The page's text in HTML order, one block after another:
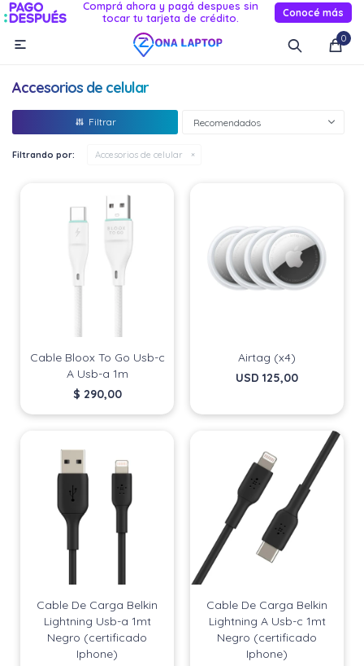
Comprá ahora y pagá despues sin
tocar tu tarjeta de crédito.
Conocé más
0

Accesorios de celular
Recomendados
Filtrando por: Accesorios de celular
Cable Bloox To Go Usb-c
A Usb-a 1m
$ 290,00
Airtag (x4)
USD 125,00
Cable De Carga Belkin
Lightning Usb-a 1mt
Negro (certificado
Iphone)
Cable De Carga Belkin
Lightning A Usb-c 1mt
Negro (certificado
Iphone)
MI CUENTA
Novedades
Informática
Relojes smart